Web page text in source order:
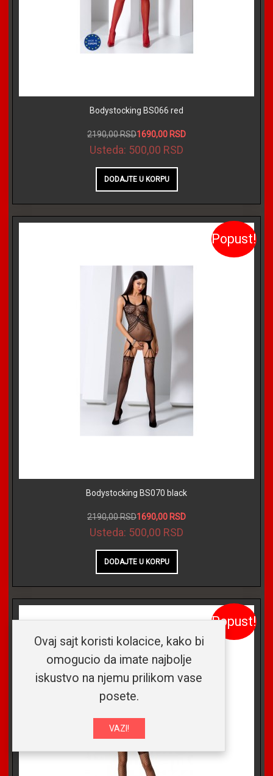
Bodystocking BS066 red
2190,00 RSD1690,00 RSD
Usteda: 500,00 RSD
Popust!
Bodystocking BS070 black
2190,00 RSD1690,00 RSD
Usteda: 500,00 RSD
Popust!
Ovaj sajt koristi kolacice, kako bi
omogucio da imate najbolje
iskustvo na njemu prilikom vase
posete.
VAZI!